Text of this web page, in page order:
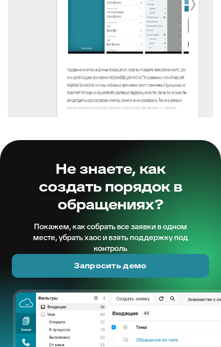
Не знаете, как
создать порядок в
обращениях?
Покажем, как собрать все заявки в одном
месте, убрать хаос и взять поддержку под
контроль
Запросить демо